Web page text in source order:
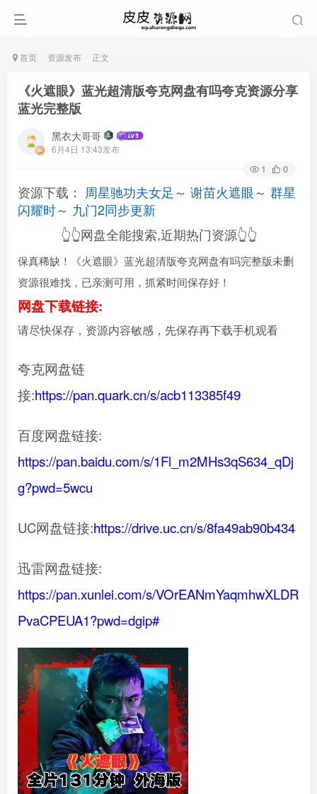
首页 资源发布 正文
《火遮眼》蓝光超清版夸克网盘有吗夸克资源分享
蓝光完整版
黑衣大哥哥
6月4日 13:43发布
1 0
资源下载： 周星驰功夫女足 ～ 谢苗火遮眼～ 群星
闪耀时～ 九门2同步更新
👆👆网盘全能搜索,近期热门资源👆👆
保真稀缺！《火遮眼》蓝光超清版夸克网盘有吗完整版未删
资源很难找，已亲测可用，抓紧时间保存好！
网盘下载链接:
请尽快保存，资源内容敏感，先保存再下载手机观看
夸克网盘链
接:https://pan.quark.cn/s/acb113385f49
百度网盘链接:
https://pan.baidu.com/s/1Fl_m2MHs3qS634_qDj
g?pwd=5wcu
UC网盘链接:https://drive.uc.cn/s/8fa49ab90b434
迅雷网盘链接:
https://pan.xunlei.com/s/VOrEANmYaqmhwXLDR
PvaCPEUA1?pwd=dgip#